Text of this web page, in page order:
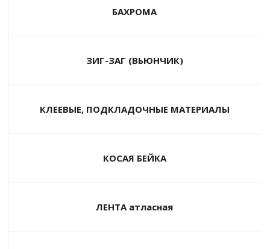
БАХРОМА
ЗИГ-ЗАГ (ВЬЮНЧИК)
КЛЕЕВЫЕ, ПОДКЛАДОЧНЫЕ МАТЕРИАЛЫ
КОСАЯ БЕЙКА
ЛЕНТА атласная